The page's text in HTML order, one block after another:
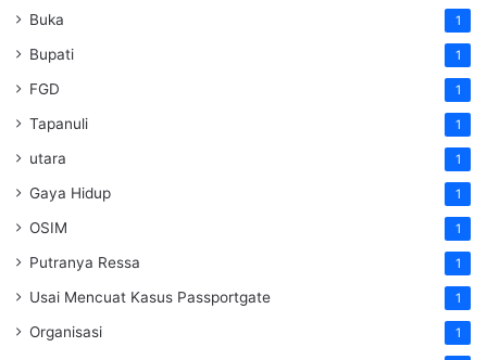
Buka 1
Bupati 1
FGD 1
Tapanuli 1
utara 1
Gaya Hidup 1
OSIM 1
Putranya Ressa 1
Usai Mencuat Kasus Passportgate 1
Organisasi 1